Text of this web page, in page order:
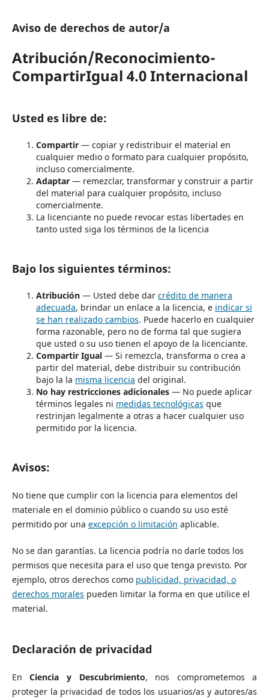
Aviso de derechos de autor/a
Atribución/Reconocimiento-
CompartirIgual 4.0 Internacional
Usted es libre de:
Compartir— copiar y redistribuir el material en
cualquier medio o formato para cualquier propósito,
incluso comercialmente.
Adaptar— remezclar, transformar y construir a partir
del material para cualquier propósito, incluso
comercialmente.
La licenciante no puede revocar estas libertades en
tanto usted siga los términos de la licencia
Bajo los siguientes términos:
Atribución— Usted debe dar crédito de manera
adecuada, brindar un enlace a la licencia, e indicar si
se han realizado cambios. Puede hacerlo en cualquier
forma razonable, pero no de forma tal que sugiera
que usted o su uso tienen el apoyo de la licenciante.
Compartir Igual— Si remezcla, transforma o crea a
partir del material, debe distribuir su contribución
bajo la la misma licencia del original.
No hay restricciones adicionales— No puede aplicar
términos legales ni medidas tecnológicas que
restrinjan legalmente a otras a hacer cualquier uso
permitido por la licencia.
Avisos:
No tiene que cumplir con la licencia para elementos del
materiale en el dominio público o cuando su uso esté
permitido por una excepción o limitación aplicable.
No se dan garantías. La licencia podría no darle todos los
permisos que necesita para el uso que tenga previsto. Por
ejemplo, otros derechos como publicidad, privacidad, o
derechos morales pueden limitar la forma en que utilice el
material.
Declaración de privacidad
En Ciencia y Descubrimiento, nos comprometemos a
proteger la privacidad de todos los usuarios/as y autores/as